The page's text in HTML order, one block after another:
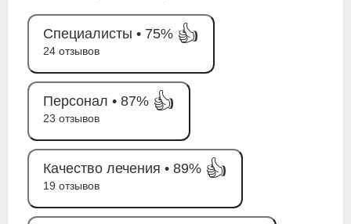
Специалисты • 75% 👍
24 отзывов
Персонал • 87% 👍
23 отзывов
Качество лечения • 89% 👍
19 отзывов